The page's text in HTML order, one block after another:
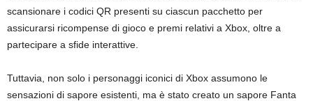
scansionare i codici QR presenti su ciascun pacchetto per
assicurarsi ricompense di gioco e premi relativi a Xbox, oltre a
partecipare a sfide interattive.
Tuttavia, non solo i personaggi iconici di Xbox assumono le
sensazioni di sapore esistenti, ma è stato creato un sapore Fanta